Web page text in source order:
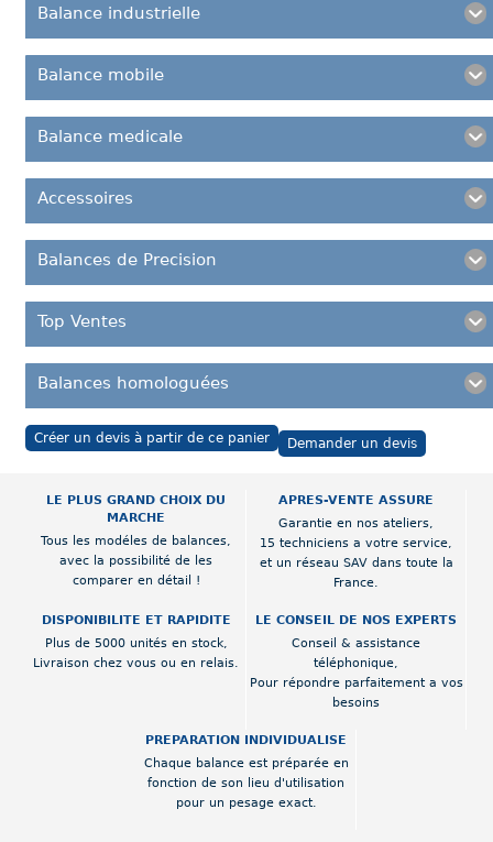
Balance industrielle
Balance mobile
Balance medicale
Accessoires
Balances de Precision
Top Ventes
Balances homologuées
Créer un devis à partir de ce panier Demander un devis
LE PLUS GRAND CHOIX DU
MARCHE
Tous les modéles de balances,
avec la possibilité de les
comparer en détail !
APRES-VENTE ASSURE
Garantie en nos ateliers,
15 techniciens a votre service,
et un réseau SAV dans toute la
France.
DISPONIBILITE ET RAPIDITE
Plus de 5000 unités en stock,
Livraison chez vous ou en relais.
LE CONSEIL DE NOS EXPERTS
Conseil & assistance
téléphonique,
Pour répondre parfaitement a vos
besoins
PREPARATION INDIVIDUALISE
Chaque balance est préparée en
fonction de son lieu d'utilisation
pour un pesage exact.